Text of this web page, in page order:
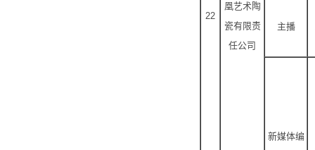
22
凰艺术陶
瓷有限责
任公司
主播
新媒体编